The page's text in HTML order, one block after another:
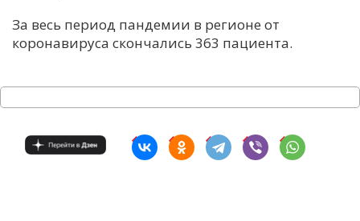
Н
Я
За весь период пандемии в регионе от
коронавируса скончались 363 пациента.